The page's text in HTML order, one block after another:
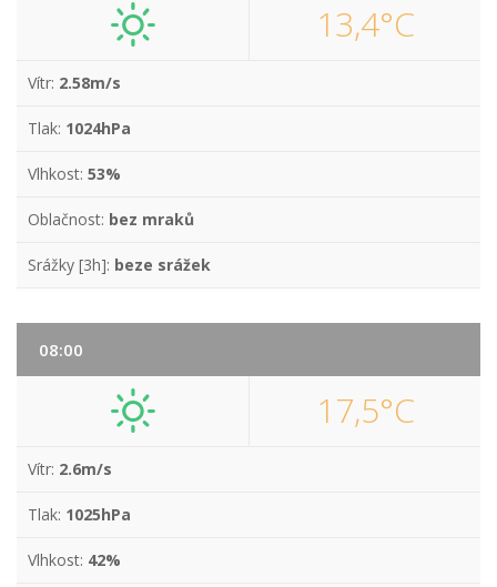
13,4°C
Vítr: 2.58m/s
Tlak: 1024hPa
Vlhkost: 53%
Oblačnost: bez mraků
Srážky [3h]: beze srážek
08:00
17,5°C
Vítr: 2.6m/s
Tlak: 1025hPa
Vlhkost: 42%